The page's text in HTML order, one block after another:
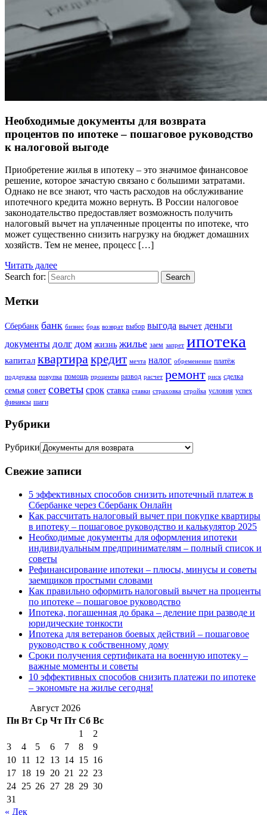
Необходимые документы для возврата
процентов по ипотеке – пошаговое руководство
к налоговой выгоде
Приобретение жилья в ипотеку – это значимое финансовое
решение, которое зачастую связано с большими затратами.
Однако не все знают, что часть расходов на обслуживание
ипотечного кредита можно вернуть. В России налоговое
законодательство предоставляет возможность получить
налоговый вычет на уплаченные проценты по ипотеке, что
может существенно снизить нагрузку на бюджет домашних
хозяйств. Тем не менее, процесс […]
Читать далее
Search for:
Search
Метки
Сбербанк банк бизнес брак возврат выбор выгода вычет деньги
документы долг дом жизнь жилье заем запрет ипотека
капитал квартира кредит мечта налог обременение платёж
поддержка покупка помощь проценты развод расчет ремонт риск сделка
семья совет советы срок ставка ставки страховка стройка условия успех
финансы шаги
Рубрики
Рубрики
Свежие записи
5 эффективных способов снизить ипотечный платеж в
Сбербанке через Сбербанк Онлайн
Как рассчитать налоговый вычет при покупке квартиры
в ипотеку – пошаговое руководство и калькулятор 2025
Необходимые документы для оформления ипотеки
индивидуальным предпринимателям – полный список и
советы
Рефинансирование ипотеки – плюсы, минусы и советы
заемщиков простыми словами
Как правильно оформить налоговый вычет на проценты
по ипотеке – пошаговое руководство
Ипотека, погашенная до брака – деление при разводе и
юридические тонкости
Ипотека для ветеранов боевых действий – пошаговое
руководство к собственному дому
Сроки получения сертификата на военную ипотеку –
важные моменты и советы
10 эффективных способов снизить платежи по ипотеке
– экономьте на жилье сегодня!
Август 2026
Пн Вт Ср Чт Пт Сб Вс
1
2
3
4 5 6 7 8
9
10 11 12 13 14 15 16
17 18 19 20 21 22 23
24 25 26 27 28 29 30
31
« Дек